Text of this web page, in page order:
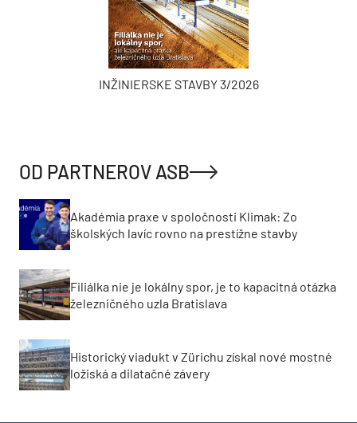
INŽINIERSKE STAVBY 3/2026
OD PARTNEROV ASB
Akadémia praxe v spoločnosti Klimak: Zo
školských lavíc rovno na prestížne stavby
Filiálka nie je lokálny spor, je to kapacitná otázka
železničného uzla Bratislava
Historický viadukt v Zürichu získal nové mostné
ložiská a dilatačné závery